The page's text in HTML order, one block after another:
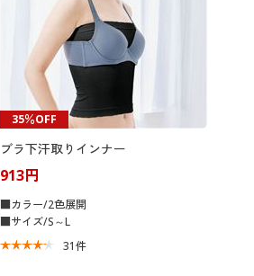
35％OFF
ブラ下汗取りインナー
913円
■カラー/2色展開
■サイズ/S～L
31件